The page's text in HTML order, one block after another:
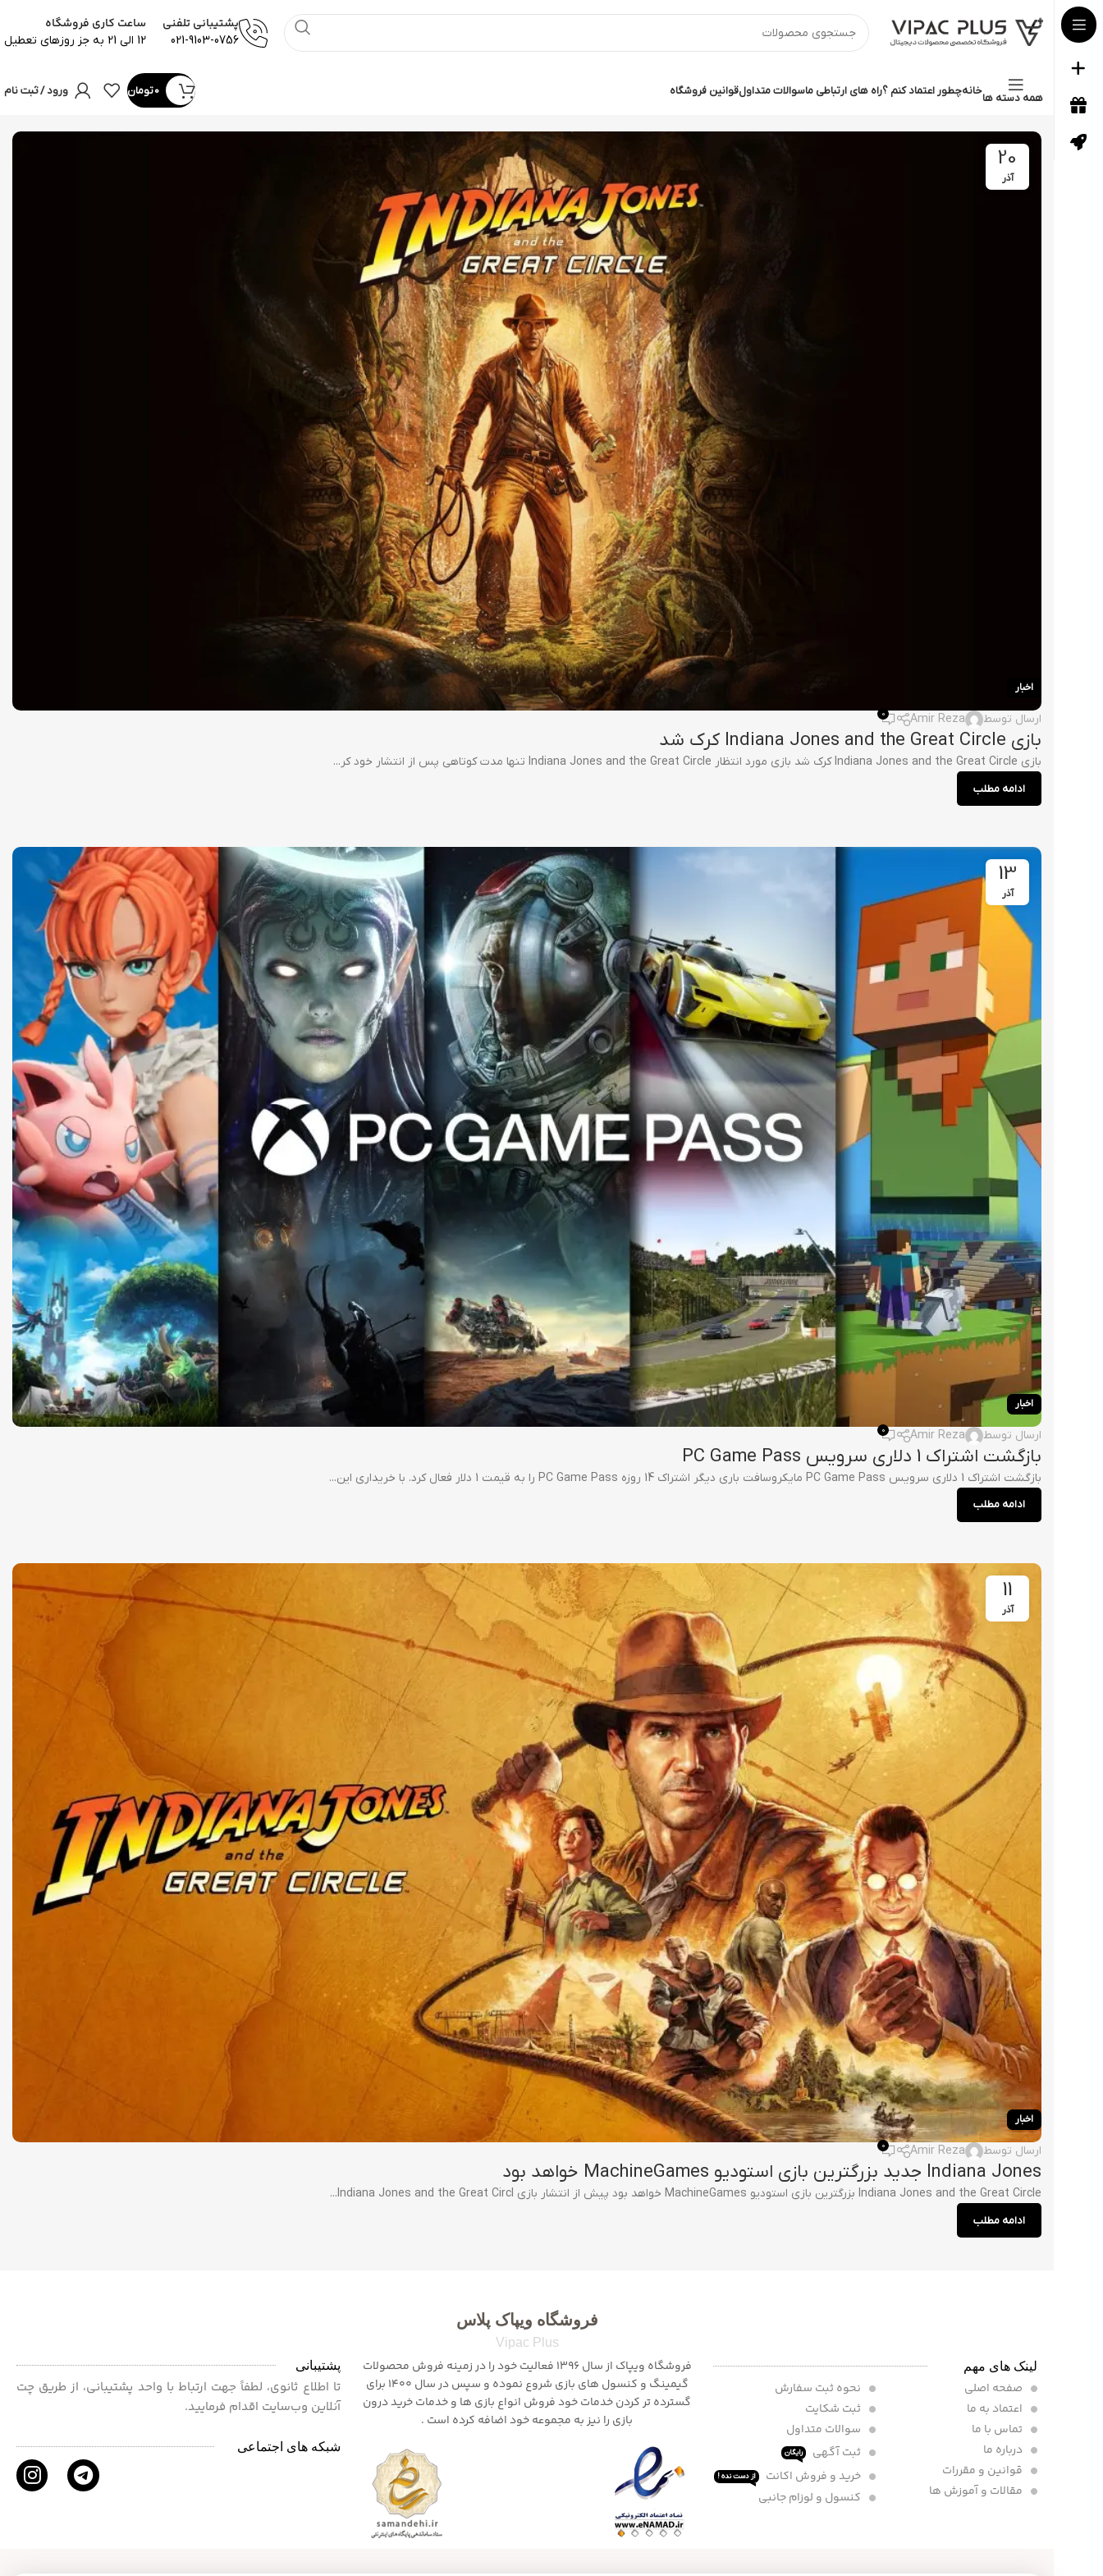
پشتیبانی تلفنی
021-9103-0756
ساعت کاری فروشگاه
12 الی 21 به جز روزهای تعطیل
همه دسته ها
خانهچطور اعتماد کنم ؟راه های ارتباطی ماسوالات متداولقوانین فروشگاه 0تومان ورود / ثبت نام
20
آذر
اخبار
ارسال توسط Amir Reza
0
بازی Indiana Jones and the Great Circle کرک شد
بازی Indiana Jones and the Great Circle کرک شد بازی مورد انتظار Indiana Jones and the Great Circle تنها مدت کوتاهی پس از انتشار خود کر...
ادامه مطلب
13
آذر
اخبار
ارسال توسط Amir Reza
0
بازگشت اشتراک 1 دلاری سرویس PC Game Pass
بازگشت اشتراک 1 دلاری سرویس PC Game Pass مایکروسافت باری دیگر اشتراک 14 روزه PC Game Pass را به قیمت 1 دلار فعال کرد. با خریداری این...
ادامه مطلب
11
آذر
اخبار
ارسال توسط Amir Reza
0
Indiana Jones جدید بزرگترین بازی استودیو MachineGames خواهد بود
Indiana Jones and the Great Circle بزرگترین بازی استودیو MachineGames خواهد بود پیش از انتشار بازی Indiana Jones and the Great Circl...
ادامه مطلب
لینک های مهم
صفحه اصلی
اعتماد به ما
تماس با ما
درباره ما
قوانین و مقررات
مقالات و آموزش ها
نحوه ثبت سفارش
ثبت شکایت
سوالات متداول
ثبت آگهی
رایگان
خرید و فروش اکانت از دست نده !
کنسول و لوزام جانبی
فروشگاه ویپاک پلاس
Vipac Plus
فروشگاه ویپاک از سال 1396 فعالیت خود را در زمینه فروش محصولات
گیمینگ و کنسول های بازی شروع نموده و سپس در سال 1400 برای
گسترده تر کردن خدمات خود فروش انواع بازی ها و خدمات خرید درون
بازی را نیز به مجموعه خود اضافه کرده است .
پشتیبانی
تا اطلاع ثانوی، لطفاً جهت ارتباط با واحد پشتیبانی، از طریق چت
آنلاین وب‌سایت اقدام فرمایید.
شبکه های اجتماعی